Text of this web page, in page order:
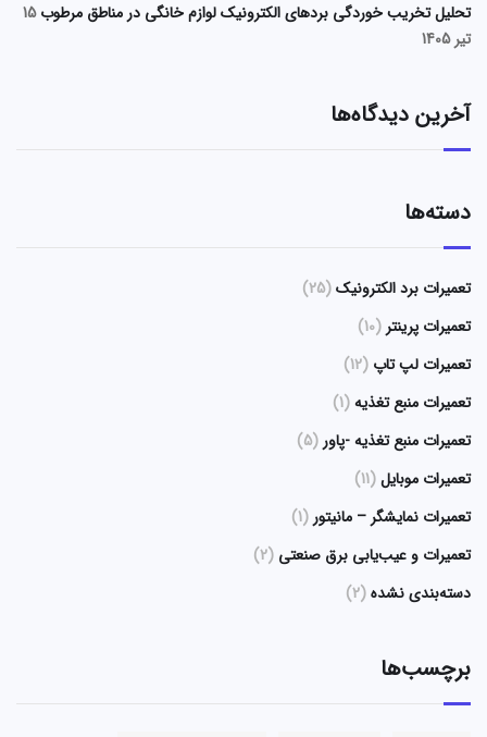
تحلیل تخریب خوردگی بردهای الکترونیک لوازم خانگی در مناطق مرطوب 15
تیر 1405
آخرین دیدگاه‌ها
دسته‌ها
تعمیرات برد الکترونیک(25)
تعمیرات پرینتر (10)
تعمیرات لپ تاپ (12)
تعمیرات منبع تغذیه(1)
تعمیرات منبع تغذیه -پاور (5)
تعمیرات موبایل(11)
تعمیرات نمایشگر – مانیتور (1)
تعمیرات و عیب‌یابی برق صنعتی (2)
دسته‌بندی نشده(2)
برچسب‌ها